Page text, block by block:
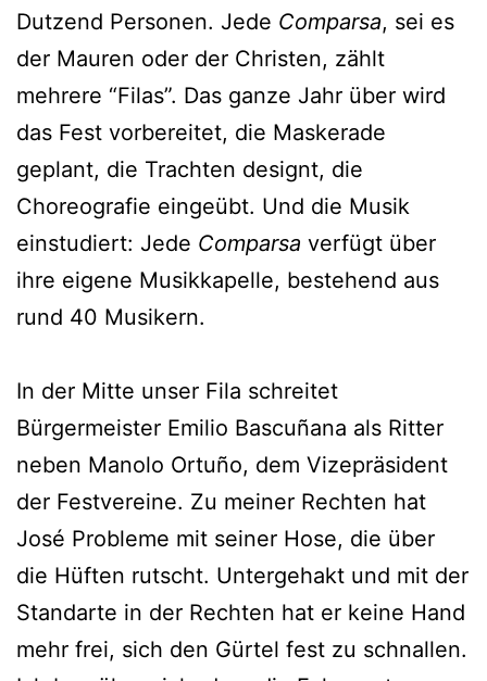
Dutzend Personen. Jede Comparsa, sei es
der Mauren oder der Christen, zählt
mehrere “Filas”. Das ganze Jahr über wird
das Fest vorbereitet, die Maskerade
geplant, die Trachten designt, die
Choreografie eingeübt. Und die Musik
einstudiert: Jede Comparsa verfügt über
ihre eigene Musikkapelle, bestehend aus
rund 40 Musikern.
In der Mitte unser Fila schreitet
Bürgermeister Emilio Bascuñana als Ritter
neben Manolo Ortuño, dem Vizepräsident
der Festvereine. Zu meiner Rechten hat
José Probleme mit seiner Hose, die über
die Hüften rutscht. Untergehakt und mit der
Standarte in der Rechten hat er keine Hand
mehr frei, sich den Gürtel fest zu schnallen.